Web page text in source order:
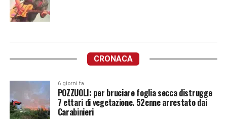
CRONACA
6 giorni fa
POZZUOLI: per bruciare foglia secca distrugge
7 ettari di vegetazione. 52enne arrestato dai
Carabinieri